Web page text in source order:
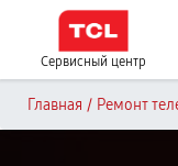
Сервисный центр
Главная / Ремонт